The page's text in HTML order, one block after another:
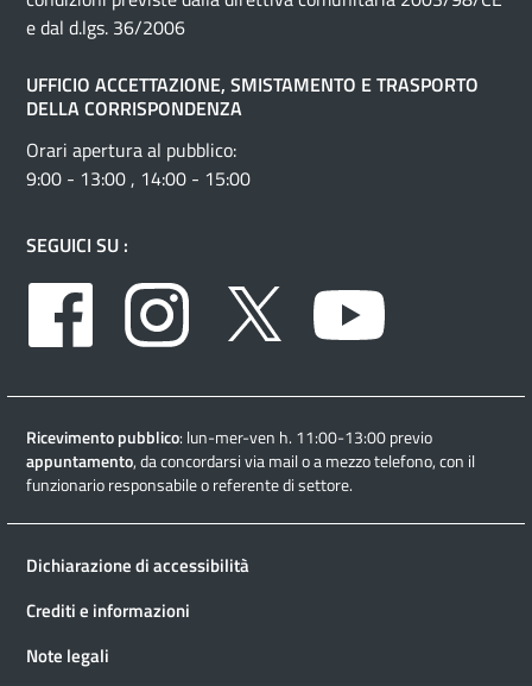
e dal d.lgs. 36/2006
UFFICIO ACCETTAZIONE, SMISTAMENTO E TRASPORTO
DELLA CORRISPONDENZA
Orari apertura al pubblico:
9:00 - 13:00 , 14:00 - 15:00
SEGUICI SU :
Facebook
Instagram Twitter
Ricevimento pubblico: lun-mer-ven h. 11:00-13:00 previo
appuntamento, da concordarsi via mail o a mezzo telefono, con il
funzionario responsabile o referente di settore.
Dichiarazione di accessibilità
Crediti e informazioni
Note legali